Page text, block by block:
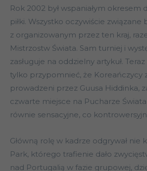
Rok 2002 był wspaniałym okresem
piłki. Wszystko oczywiście związane
z organizowanym przez ten kraj,
Mistrzostw Świata. Sam turniej i
zasługuje na oddzielny artykuł.
tylko przypomnieć, że Koreańczycy
prowadzeni przez Guusa Hiddinka,
czwarte miejsce na Pucharze
równie sensacyjne, co
Główną rolę w kadrze odgrywał nie
Park, którego trafienie dało
nad Portugalią w fazie grupowej,